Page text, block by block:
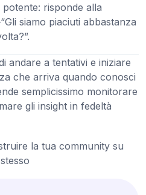
risponde alla
siamo piaciuti abbastanza
andare a tentativi e iniziare
che arriva quando conosci
semplicissimo monitorare
gli insight in fedeltà
la tua community su